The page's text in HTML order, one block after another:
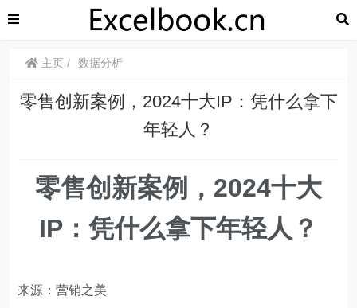
主页 数据分析
零售创新案例，2024十大IP：凭什么拿下
年轻人？
零售创新案例，2024十大
IP：凭什么拿下年轻人？
来源：营销之美